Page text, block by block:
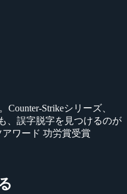
Counter-Strikeシリーズ、
、誤字脱字を見つけるのが
ワード 功労賞受賞